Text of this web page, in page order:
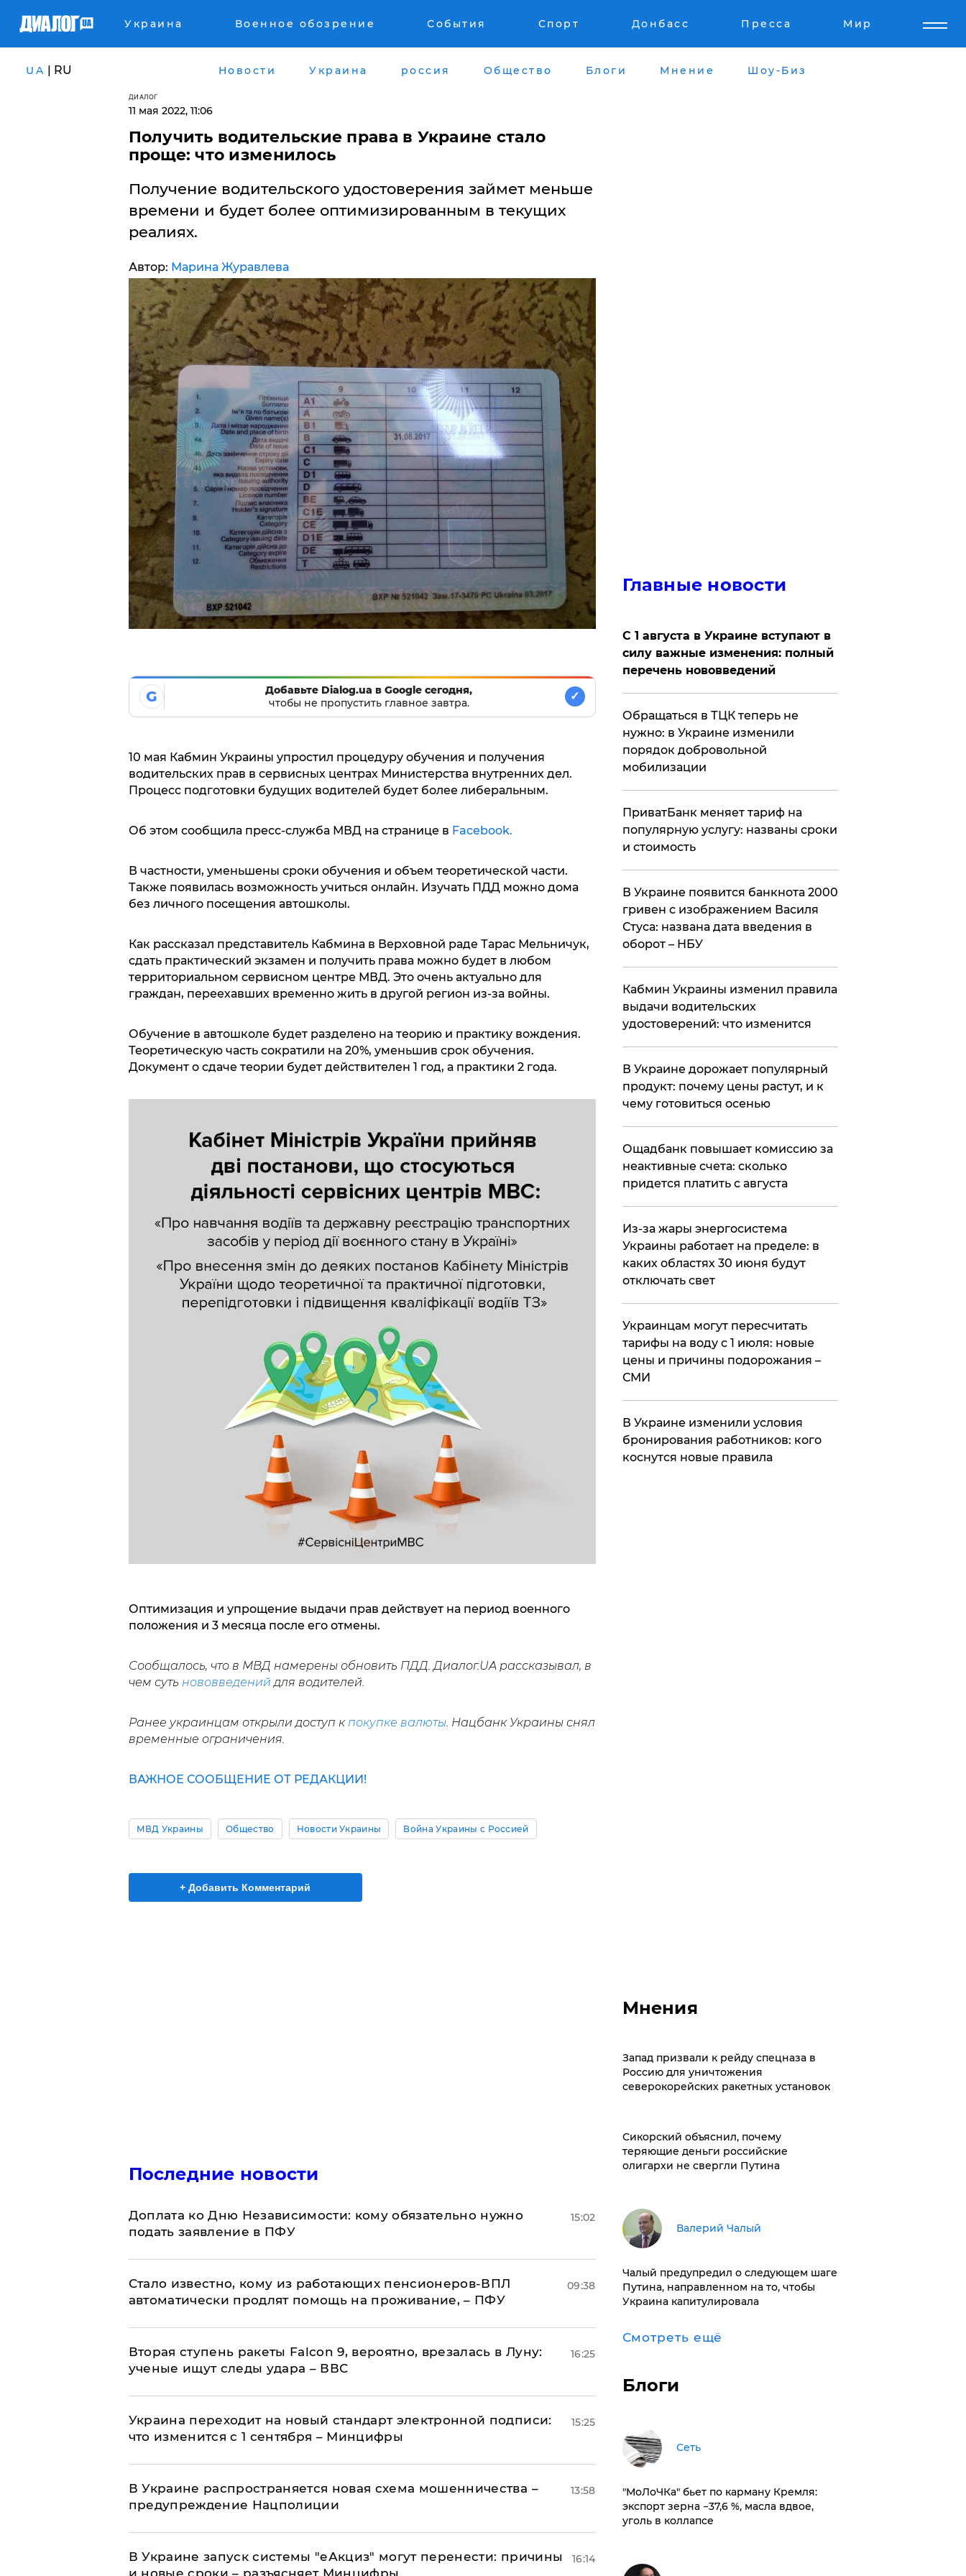
Украина Военное обозрение События Спорт Донбасс Пресса Мир
UA | RU Новости Украина россия Общество Блоги Мнение Шоу-Биз
ДИАЛОГ
11 мая 2022, 11:06
​Получить водительские права в Украине стало
проще: что изменилось
Получение водительского удостоверения займет меньше
времени и будет более оптимизированным в текущих
реалиях.
Автор: Марина Журавлева
G
Добавьте Dialog.ua в Google сегодня,
чтобы не пропустить главное завтра.
✓
10 мая Кабмин Украины упростил процедуру обучения и получения
водительских прав в сервисных центрах Министерства внутренних дел.
Процесс подготовки будущих водителей будет более либеральным.
Об этом сообщила пресс-служба МВД на странице в Facebook.
В частности, уменьшены сроки обучения и объем теоретической части.
Также появилась возможность учиться онлайн. Изучать ПДД можно дома
без личного посещения автошколы.
Как рассказал представитель Кабмина в Верховной раде Тарас Мельничук,
сдать практический экзамен и получить права можно будет в любом
территориальном сервисном центре МВД. Это очень актуально для
граждан, переехавших временно жить в другой регион из-за войны.
Обучение в автошколе будет разделено на теорию и практику вождения.
Теоретическую часть сократили на 20%, уменьшив срок обучения.
Документ о сдаче теории будет действителен 1 год, а практики 2 года.
Оптимизация и упрощение выдачи прав действует на период военного
положения и 3 месяца после его отмены.
Сообщалось, что в МВД намерены обновить ПДД. Диалог.UA рассказывал, в
чем суть нововведений для водителей.
Ранее украинцам открыли доступ к покупке валюты. Нацбанк Украины снял
временные ограничения.
ВАЖНОЕ СООБЩЕНИЕ ОТ РЕДАКЦИИ!
МВД Украины Общество Новости Украины Война Украины с Россией
+ Добавить Комментарий
Последние новости
Доплата ко Дню Независимости: кому обязательно нужно
подать заявление в ПФУ
15:02
Стало известно, кому из работающих пенсионеров-ВПЛ
автоматически продлят помощь на проживание, – ПФУ
09:38
Вторая ступень ракеты Falcon 9, вероятно, врезалась в Луну:
ученые ищут следы удара – ВВС
16:25
Украина переходит на новый стандарт электронной подписи:
что изменится с 1 сентября – Минцифры
15:25
В Украине распространяется новая схема мошенничества –
предупреждение Нацполиции
13:58
В Украине запуск системы "еАкциз" могут перенести: причины
16:14
Главные новости
С 1 августа в Украине вступают в
силу важные изменения: полный
перечень нововведений
Обращаться в ТЦК теперь не
нужно: в Украине изменили
порядок добровольной
мобилизации
ПриватБанк меняет тариф на
популярную услугу: названы сроки
и стоимость
В Украине появится банкнота 2000
гривен с изображением Василя
Стуса: названа дата введения в
оборот – НБУ
Кабмин Украины изменил правила
выдачи водительских
удостоверений: что изменится
В Украине дорожает популярный
продукт: почему цены растут, и к
чему готовиться осенью
​Ощадбанк повышает комиссию за
неактивные счета: сколько
придется платить с августа
Из-за жары энергосистема
Украины работает на пределе: в
каких областях 30 июня будут
отключать свет
Украинцам могут пересчитать
тарифы на воду с 1 июля: новые
цены и причины подорожания –
СМИ
В Украине изменили условия
бронирования работников: кого
коснутся новые правила
Мнения
Запад призвали к рейду спецназа в
Россию для уничтожения
северокорейских ракетных установок
Сикорский объяснил, почему
теряющие деньги российские
олигархи не свергли Путина
Валерий Чалый
Чалый предупредил о следующем шаге
Путина, направленном на то, чтобы
Украина капитулировала
Смотреть ещё
Блоги
Сеть
​"МоЛоЧКа" бьет по карману Кремля:
экспорт зерна −37,6 %, масла вдвое,
уголь в коллапсе